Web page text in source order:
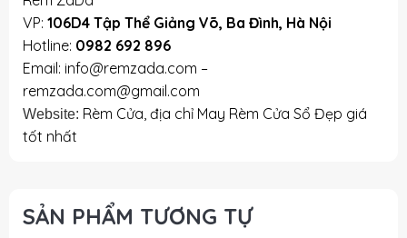
VP: 106D4 Tập Thể Giảng Võ, Ba Đình, Hà Nội
Hotline: 0982 692 896
Email: info@remzada.com –
remzada.com@gmail.com
Website: Rèm Cửa, địa chỉ May Rèm Cửa Sổ Đẹp giá
tốt nhất
SẢN PHẨM TƯƠNG TỰ